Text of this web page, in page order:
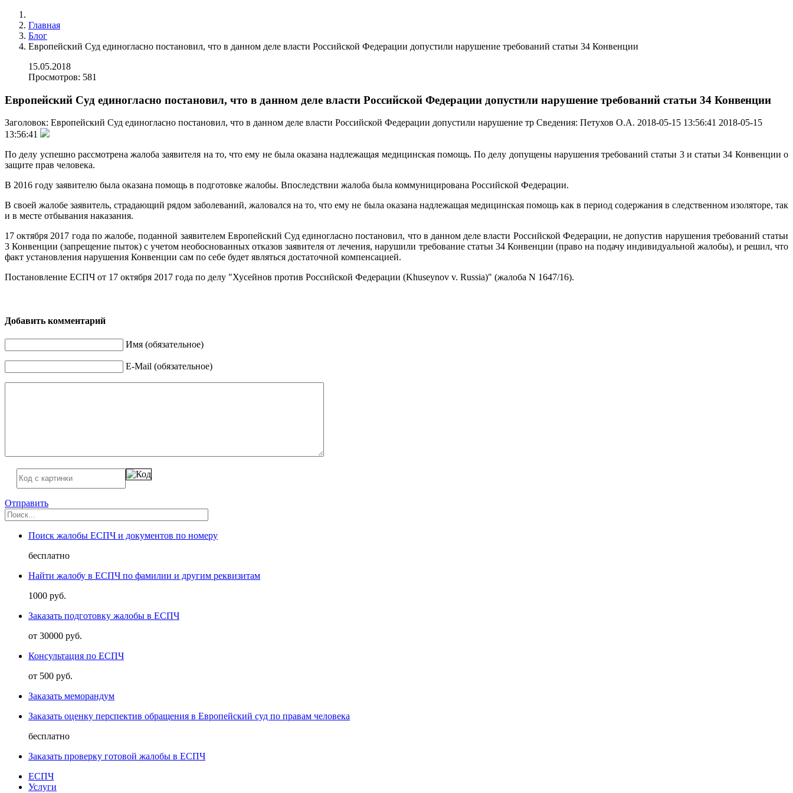
Главная
Блог
Европейский Суд единогласно постановил, что в данном деле власти Российской Федерации допустили нарушение требований статьи 34 Конвенции
15.05.2018
Просмотров: 581
Европейский Суд единогласно постановил, что в данном деле власти Российской Федерации допустили нарушение требований статьи 34 Конвенции
Заголовок: Европейский Суд единогласно постановил, что в данном деле власти Российской Федерации допустили нарушение тр Сведения: Петухов О.А. 2018-05-15 13:56:41 2018-05-15
13:56:41
По делу успешно рассмотрена жалоба заявителя на то, что ему не была оказана надлежащая медицинская помощь. По делу допущены нарушения требований статьи 3 и статьи 34 Конвенции о
защите прав человека.
В 2016 году заявителю была оказана помощь в подготовке жалобы. Впоследствии жалоба была коммуницирована Российской Федерации.
В своей жалобе заявитель, страдающий рядом заболеваний, жаловался на то, что ему не была оказана надлежащая медицинская помощь как в период содержания в следственном изоляторе, так
и в месте отбывания наказания.
17 октября 2017 года по жалобе, поданной заявителем Европейский Суд единогласно постановил, что в данном деле власти Российской Федерации, не допустив нарушения требований статьи
3 Конвенции (запрещение пыток) с учетом необоснованных отказов заявителя от лечения, нарушили требование статьи 34 Конвенции (право на подачу индивидуальной жалобы), и решил, что
факт установления нарушения Конвенции сам по себе будет являться достаточной компенсацией.
Постановление ЕСПЧ от 17 октября 2017 года по делу "Хусейнов против Российской Федерации (Khuseynov v. Russia)" (жалоба N 1647/16).
Добавить комментарий
Имя (обязательное)
E-Mail (обязательное)
Отправить
Поиск жалобы ЕСПЧ и документов по номеру
бесплатно
Найти жалобу в ЕСПЧ по фамилии и другим реквизитам
1000 руб.
Заказать подготовку жалобы в ЕСПЧ
от 30000 руб.
Консультация по ЕСПЧ
от 500 руб.
Заказать меморандум
Заказать оценку перспектив обращения в Европейский суд по правам человека
бесплатно
Заказать проверку готовой жалобы в ЕСПЧ
ЕСПЧ
Услуги